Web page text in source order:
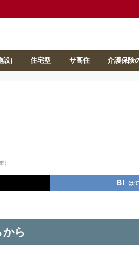
設) 住宅型 サ高住 介護保険
は
から